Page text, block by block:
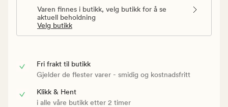
Varen finnes i butikk, velg butikk for å se
aktuell beholdning
Velg butikk
Fri frakt til butikk
Gjelder de flester varer - smidig og kostnadsfritt
Klikk & Hent
i alle våre butikk etter 2 timer